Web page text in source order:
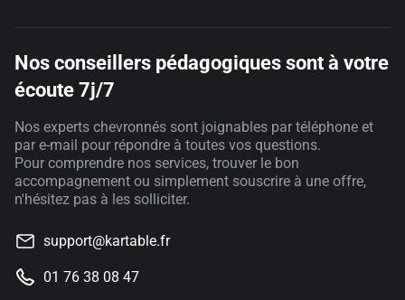
Nos conseillers pédagogiques sont à votre
écoute 7j/7
Nos experts chevronnés sont joignables par téléphone et
par e-mail pour répondre à toutes vos questions.
Pour comprendre nos services, trouver le bon
accompagnement ou simplement souscrire à une offre,
n'hésitez pas à les solliciter.
support@kartable.fr
01 76 38 08 47